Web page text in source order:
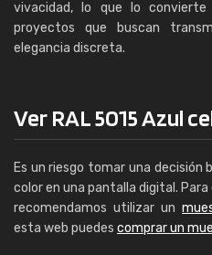
vivacidad, lo que lo
proyectos que buscan
elegancia discreta.
Ver RAL 5015 Azul
Es un riesgo tomar una decisión
color en una pantalla digital.
recomendamos utilizar un
esta web puedes comprar un